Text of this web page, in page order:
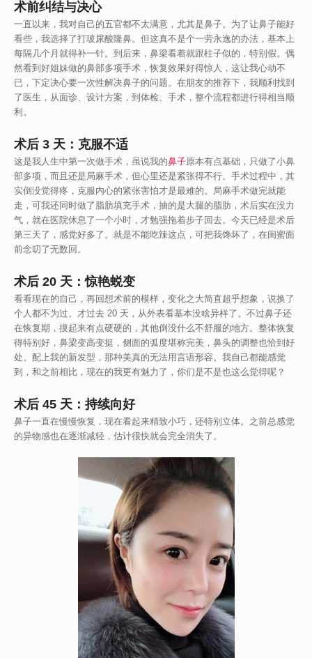
术前纠结与决心
一直以来，我对自己的五官都不太满意，尤其是鼻子。为了让鼻子能好
看些，我选择了打玻尿酸隆鼻。但这真不是个一劳永逸的办法，基本上
每隔几个月就得补一针。到后来，鼻梁看着就跟柱子似的，特别假。偶
然看到好姐妹做的鼻部多项手术，恢复效果好得惊人，这让我心动不
已，下定决心要一次性解决鼻子的问题。在朋友的推荐下，我顺利找到
了医生，从面诊、设计方案，到体检、手术，整个流程都进行得相当顺
利。
术后 3 天：克服不适
这是我人生中第一次做手术，虽说我的鼻子原本有点基础，只做了小鼻
部多项，而且还是局麻手术，但心里还是紧张得不行。手术过程中，其
实倒没觉得疼，克服内心的紧张害怕才是最难的。局麻手术做完就能
走，可我还同时做了脂肪填充手术，抽的是大腿的脂肪，术后实在没力
气，就在医院休息了一个小时，才勉强拖着步子回去。今天已经是术后
第三天了，感觉好多了。就是不能吃辣这点，可把我馋坏了，在闺蜜面
前念叨了无数回。
术后 20 天：惊艳蜕变
看看现在的自己，再回想术前的模样，变化之大简直超乎想象，说换了
个人都不为过。才过去 20 天，从外表看基本没啥异样了。不过鼻子还
在恢复期，摸起来有点硬硬的，其他倒没什么不舒服的地方。整体恢复
得特别好，鼻梁变高变挺，侧面的弧度堪称完美，鼻头的调整也恰到好
处。配上我的新发型，那种美真的无法用言语形容。我自己都能感觉
到，和之前相比，现在的我更有魅力了，你们是不是也这么觉得呢？
术后 45 天：持续向好
鼻子一直在慢慢恢复，现在看起来精致小巧，还特别立体。之前总感觉
的异物感也在逐渐减轻，估计很快就会完全消失了。